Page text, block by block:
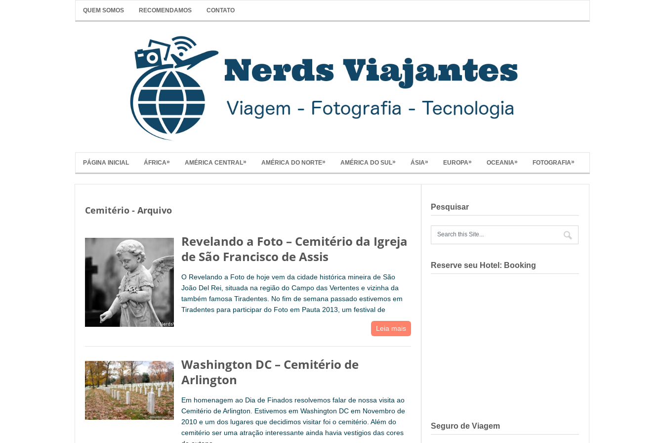
QUEM SOMOS RECOMENDAMOS CONTATO
PÁGINA INICIAL ÁFRICA» AMÉRICA CENTRAL» AMÉRICA DO NORTE» AMÉRICA DO SUL» ÁSIA» EUROPA» OCEANIA» FOTOGRAFIA»
Cemitério - Arquivo
Revelando a Foto – Cemitério da Igreja
de São Francisco de Assis
O Revelando a Foto de hoje vem da cidade histórica mineira de São
João Del Rei, situada na região do Campo das Vertentes e vizinha da
também famosa Tiradentes. No fim de semana passado estivemos em
Tiradentes para participar do Foto em Pauta 2013, um festival de
Leia mais
Washington DC – Cemitério de
Arlington
Em homenagem ao Dia de Finados resolvemos falar de nossa visita ao
Cemitério de Arlington. Estivemos em Washington DC em Novembro de
2010 e um dos lugares que decidimos visitar foi o cemitério. Além do
cemitério ser uma atração interessante ainda havia vestigios das cores
Pesquisar
Reserve seu Hotel: Booking
Seguro de Viagem